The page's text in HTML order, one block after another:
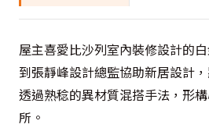
屋主喜愛比沙列室內裝修設計的
到張靜峰設計總監協助新居設計
透過熟稔的異材質混搭手法，形
所。